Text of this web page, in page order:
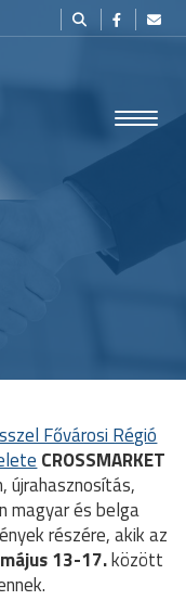
Fővárosi Régió
CROSSMARKET
újrahasznosítás,
magyar és belga
részére, akik az
13-17.között